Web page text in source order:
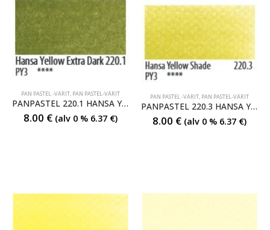
PAN PASTEL -VÄRIT, PAN PASTEL-VÄRIT
PANPASTEL 220.1 HANSA YELL.E.DARK
8.00 € (alv 0 % 6.37 €)
PAN PASTEL -VÄRIT, PAN PASTEL-VÄRIT
PANPASTEL 220.3 HANSA YELL.SHADE
8.00 € (alv 0 % 6.37 €)